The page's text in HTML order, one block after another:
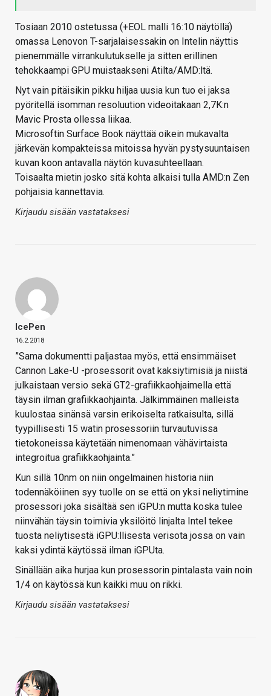
Tosiaan 2010 ostetussa (+EOL malli 16:10 näytöllä)
omassa Lenovon T-sarjalaisessakin on Intelin näyttis
pienemmälle virrankulutukselle ja sitten erillinen
tehokkaampi GPU muistaakseni Atilta/AMD:ltä.
Nyt vain pitäisikin pikku hiljaa uusia kun tuo ei jaksa
pyöritellä isomman resoluution videoitakaan 2,7K:n
Mavic Prosta ollessa liikaa.
Microsoftin Surface Book näyttää oikein mukavalta
järkevän kompakteissa mitoissa hyvän pystysuuntaisen
kuvan koon antavalla näytön kuvasuhteellaan.
Toisaalta mietin josko sitä kohta alkaisi tulla AMD:n Zen
pohjaisia kannettavia.
Kirjaudu sisään vastataksesi
IcePen
16.2.2018
”Sama dokumentti paljastaa myös, että ensimmäiset
Cannon Lake-U -prosessorit ovat kaksiytimisiä ja niistä
julkaistaan versio sekä GT2-grafiikkaohjaimella että
täysin ilman grafiikkaohjainta. Jälkimmäinen malleista
kuulostaa sinänsä varsin erikoiselta ratkaisulta, sillä
tyypillisesti 15 watin prosessoriin turvautuvissa
tietokoneissa käytetään nimenomaan vähävirtaista
integroitua grafiikkaohjainta.”
Kun sillä 10nm on niin ongelmainen historia niin
todennäköiinen syy tuolle on se että on yksi neliytimine
prosessori joka sisältää sen iGPU:n mutta koska tulee
niinvähän täysin toimivia yksilöitö linjalta Intel tekee
tuosta neliytisestä iGPU:llisesta verisota jossa on vain
kaksi ydintä käytössä ilman iGPUta.
Sinällään aika hurjaa kun prosessorin pintalasta vain noin
1/4 on käytössä kun kaikki muu on rikki.
Kirjaudu sisään vastataksesi